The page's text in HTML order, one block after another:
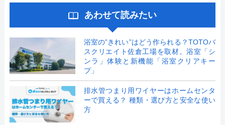
あわせて読みたい
浴室の”きれい”はどう作られる？TOTOバ
スクリエイト佐倉工場を取材。浴室「シ
ンラ」体験と新機能「浴室クリアキー
プ」
排水管つまり用ワイヤーはホームセンタ
ーで買える？ 種類・選び方と安全な使い
方